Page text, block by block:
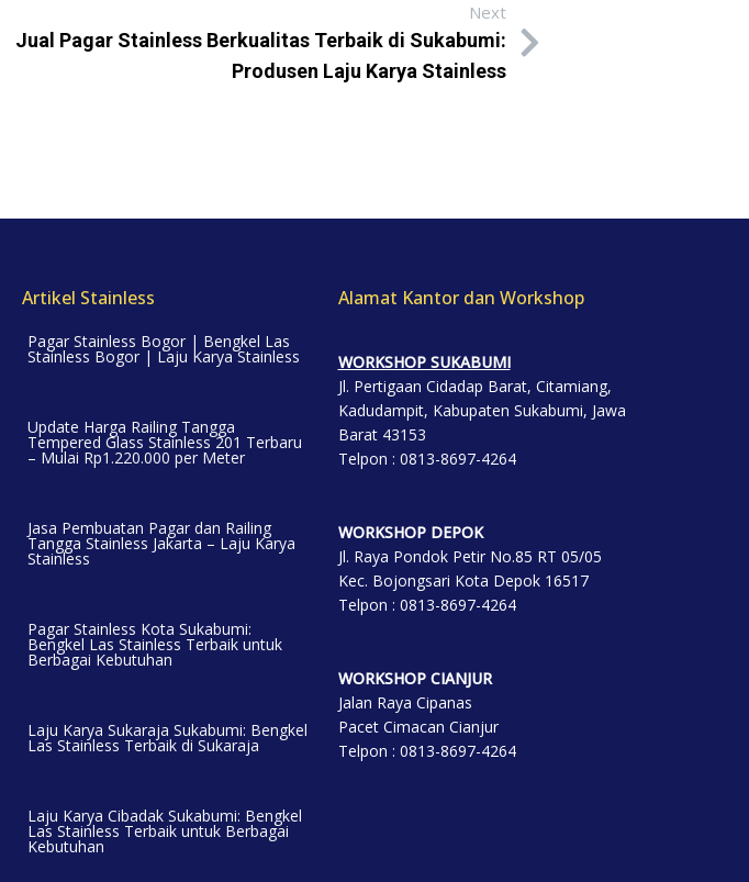
Next
Jual Pagar Stainless Berkualitas Terbaik di Sukabumi:
Produsen Laju Karya Stainless
Artikel Stainless
Pagar Stainless Bogor | Bengkel Las
Stainless Bogor | Laju Karya Stainless
Update Harga Railing Tangga
Tempered Glass Stainless 201 Terbaru
– Mulai Rp1.220.000 per Meter
Jasa Pembuatan Pagar dan Railing
Tangga Stainless Jakarta – Laju Karya
Stainless
Pagar Stainless Kota Sukabumi:
Bengkel Las Stainless Terbaik untuk
Berbagai Kebutuhan
Laju Karya Sukaraja Sukabumi: Bengkel
Las Stainless Terbaik di Sukaraja
Laju Karya Cibadak Sukabumi: Bengkel
Las Stainless Terbaik untuk Berbagai
Kebutuhan
Alamat Kantor dan Workshop
WORKSHOP SUKABUMI
Jl. Pertigaan Cidadap Barat, Citamiang,
Kadudampit, Kabupaten Sukabumi, Jawa
Barat 43153
Telpon : 0813-8697-4264
WORKSHOP DEPOK
Jl. Raya Pondok Petir No.85 RT 05/05
Kec. Bojongsari Kota Depok 16517
Telpon : 0813-8697-4264
WORKSHOP CIANJUR
Jalan Raya Cipanas
Pacet Cimacan Cianjur
Telpon : 0813-8697-4264